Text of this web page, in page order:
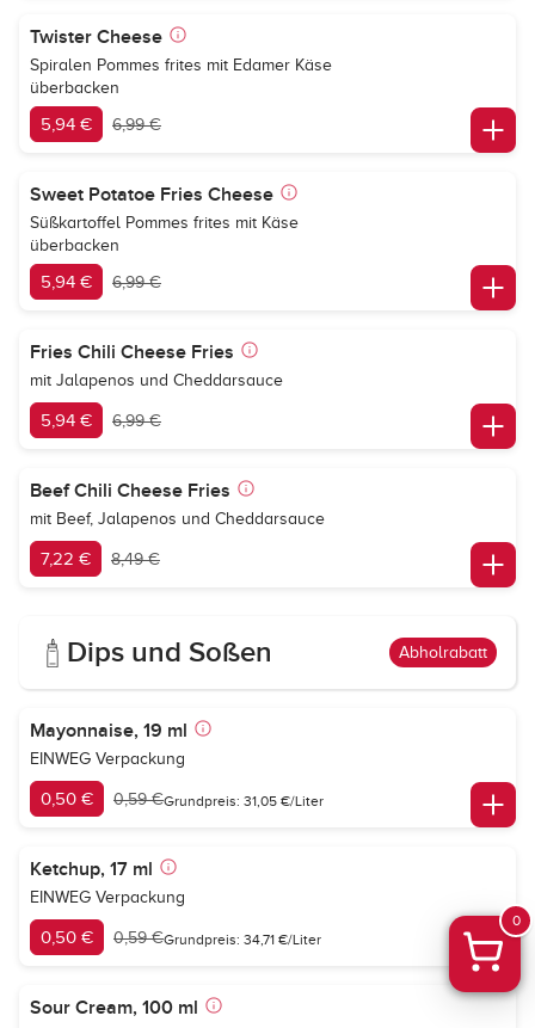
Twister Cheese
Spiralen Pommes frites mit Edamer Käse
überbacken
5,94 € 6,99 €
Sweet Potatoe Fries Cheese
Süßkartoffel Pommes frites mit Käse
überbacken
5,94 € 6,99 €
Fries Chili Cheese Fries
mit Jalapenos und Cheddarsauce
5,94 € 6,99 €
Beef Chili Cheese Fries
mit Beef, Jalapenos und Cheddarsauce
7,22 € 8,49 €
Dips und Soßen Abholrabatt
Mayonnaise, 19 ml
EINWEG Verpackung
0,50 € 0,59 €Grundpreis: 31,05 €/Liter
Ketchup, 17 ml
EINWEG Verpackung
0,50 € 0,59 €Grundpreis: 34,71 €/Liter
Sour Cream, 100 ml
0